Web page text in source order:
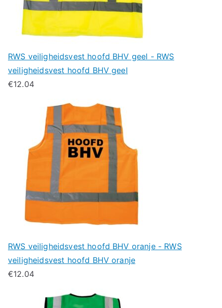
RWS veiligheidsvest hoofd BHV geel - RWS
veiligheidsvest hoofd BHV geel
€12.04
RWS veiligheidsvest hoofd BHV oranje - RWS
veiligheidsvest hoofd BHV oranje
€12.04